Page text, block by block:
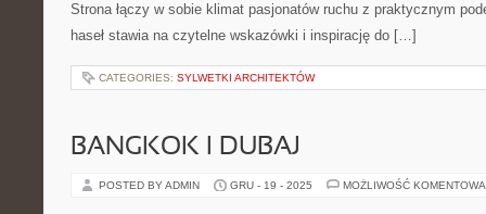
Strona łączy w sobie klimat pasjonatów ruchu z praktycznym
haseł stawia na czytelne wskazówki i inspirację do […]
CATEGORIES: SYLWETKI ARCHITEKTÓW
BANGKOK I DUBAJ
POSTED BY ADMIN GRU - 19 - 2025 MOŻLIWOŚĆ